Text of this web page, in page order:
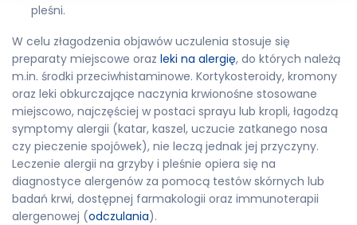
pleśni.
W celu złagodzenia objawów uczulenia stosuje się
preparaty miejscowe oraz leki na alergię, do których należą
m.in. środki przeciwhistaminowe. Kortykosteroidy, kromony
oraz leki obkurczające naczynia krwionośne stosowane
miejscowo, najczęściej w postaci sprayu lub kropli, łagodzą
symptomy alergii (katar, kaszel, uczucie zatkanego nosa
czy pieczenie spojówek), nie leczą jednak jej przyczyny.
Leczenie alergii na grzyby i pleśnie opiera się na
diagnostyce alergenów za pomocą testów skórnych lub
badań krwi, dostępnej farmakologii oraz immunoterapii
alergenowej (odczulania).